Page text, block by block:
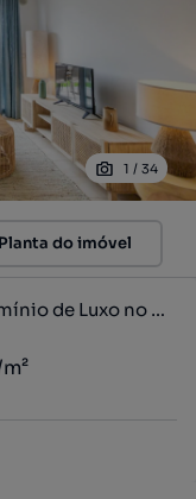
1 / 34
Planta do imóvel
Moradia Geminada T2+1 em Condomínio de Luxo no Algarve